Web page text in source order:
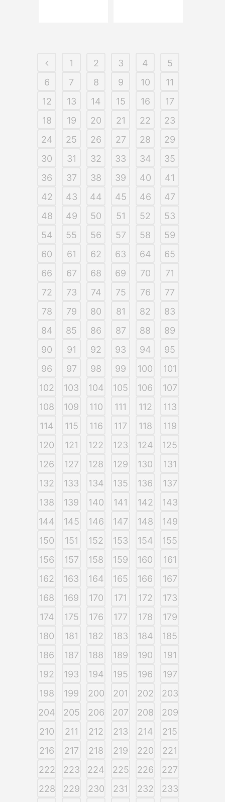
1 2 3 4
5
6
7 8 9 10
11
12
13 14 15 16
17
18
19 20 21 22
23
24
25 26 27 28
29
30
31 32 33 34
35
36
37 38 39 40
41
42
43 44 45 46
47
48
49 50 51 52
53
54
55 56 57 58
59
60
61 62 63 64
65
66
67 68 69 70
71
72
73 74 75 76
77
78
79 80 81 82
83
84
85 86 87 88
89
90
91 92 93 94
95
96
97 98 99 100
101
102
103 104 105 106
107
108
109 110 111 112
113
114
115 116 117 118
119
120
121 122 123 124
125
126
127 128 129 130
131
132
133 134 135 136
137
138
139 140 141 142
143
144
145 146 147 148
149
150
151 152 153 154
155
156
157 158 159 160
161
162
163 164 165 166
167
168
169 170 171 172
173
174
175 176 177 178
179
180
181 182 183 184
185
186
187 188 189 190
191
192
193 194 195 196
197
198
199 200 201 202
203
204
205 206 207 208
209
210
211 212 213 214
215
216
217 218 219 220
221
222
223 224 225 226
227
228
229 230 231 232
233